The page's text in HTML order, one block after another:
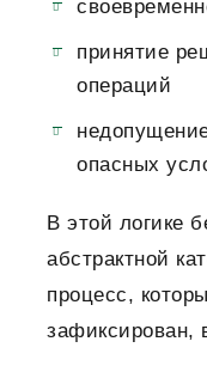
принятие
операций
опасных
В этой логике
абстрактной
процесс,
зафиксирован,